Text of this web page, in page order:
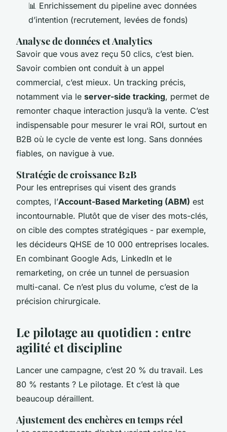
📊 Enrichissement du pipeline avec données
d’intention (recrutement, levées de fonds)
Analyse de données et Analytics
Savoir que vous avez reçu 50 clics, c’est bien.
Savoir combien ont conduit à un appel
commercial, c’est mieux. Un tracking précis,
notamment via le server-side tracking, permet de
remonter chaque interaction jusqu’à la vente. C’est
indispensable pour mesurer le vrai ROI, surtout en
B2B où le cycle de vente est long. Sans données
fiables, on navigue à vue.
Stratégie de croissance B2B
Pour les entreprises qui visent des grands
comptes, l’Account-Based Marketing (ABM) est
incontournable. Plutôt que de viser des mots-clés,
on cible des comptes stratégiques - par exemple,
les décideurs QHSE de 10 000 entreprises locales.
En combinant Google Ads, LinkedIn et le
remarketing, on crée un tunnel de persuasion
multi-canal. Ce n’est plus du volume, c’est de la
précision chirurgicale.
Le pilotage au quotidien : entre
agilité et discipline
Lancer une campagne, c’est 20 % du travail. Les
80 % restants ? Le pilotage. Et c’est là que
beaucoup déraillent.
Ajustement des enchères en temps réel